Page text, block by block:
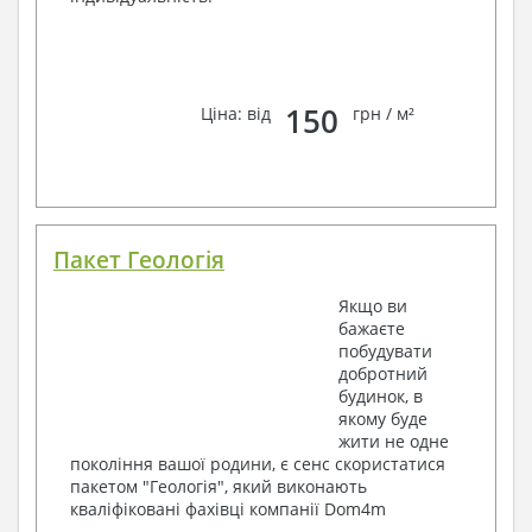
Ціна: від 150 грн / м²
Пакет Геологія
Якщо ви
бажаєте
побудувати
добротний
будинок, в
якому буде
жити не одне
покоління вашої родини, є сенс скористатися
пакетом "Геологія", який виконають
кваліфіковані фахівці компанії Dom4m